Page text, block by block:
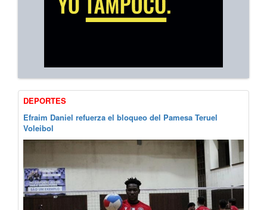
DEPORTES
Efraim Daniel refuerza el bloqueo del Pamesa Teruel
Voleibol